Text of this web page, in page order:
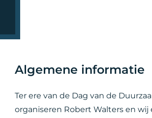
Algemene informatie
Ter ere van de Dag van de
organiseren Robert Walters en wij